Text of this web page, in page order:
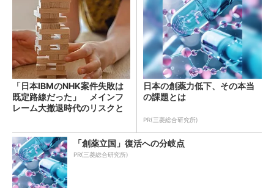
「日本IBMのNHK案件失敗は
既定路線だった」 メインフ
レーム大撤退時代のリスクと
日本の創薬力低下、その本当
の課題とは
PR(三菱総合研究所)
「創薬立国」復活への分岐点
PR(三菱総合研究所)